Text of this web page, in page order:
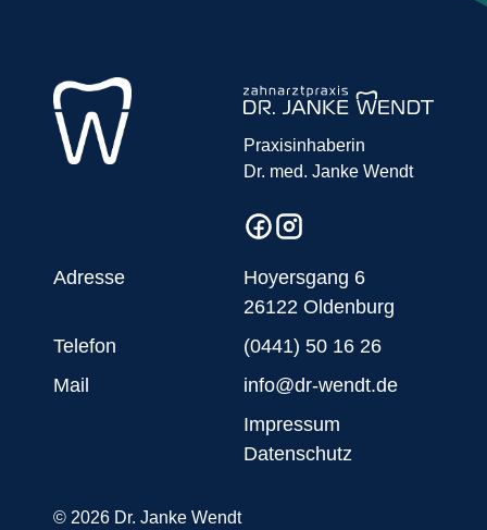
Praxisinhaberin
Dr. med. Janke Wendt
Adresse
Hoyersgang 6
26122 Oldenburg
Telefon
(0441) 50 16 26
Mail
info@dr-wendt.de
Impressum
Datenschutz
© 2026 Dr. Janke Wendt